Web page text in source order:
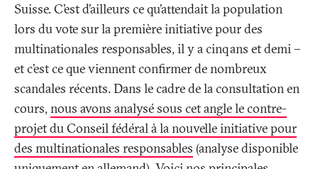
Suisse. C’est d’ailleurs ce qu’attendait la population
lors du vote sur la première initiative pour des
multinationales responsables, il y a cinq ans et demi –
et c’est ce que viennent confirmer de nombreux
scandales récents. Dans le cadre de la consultation en
cours, nous avons analysé sous cet angle le contre-
projet du Conseil fédéral à la nouvelle initiative pour
des multinationales responsables (analyse disponible